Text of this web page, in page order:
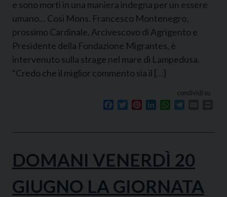
e sono morti in una maniera indegna per un essere
umano… Così Mons. Francesco Montenegro,
prossimo Cardinale, Arcivescovo di Agrigento e
Presidente della Fondazione Migrantes, è
intervenuto sulla strage nel mare di Lampedusa.
“Credo che il miglior commento sia il […]
condividi su
Facebook
TwitterPinterestLinkedInWhatsApp
DOMANI VENERDÌ 20
GIUGNO LA GIORNATA